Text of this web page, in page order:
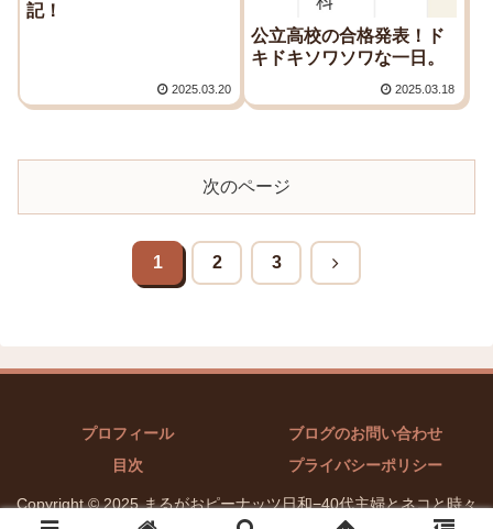
記！
2025.03.20
公立高校の合格発表！ド
キドキソワソワな一日。
2025.03.18
次のページ
1 2 3
次
へ
プロフィール
ブログのお問い合わせ
目次
プライバシーポリシー
Copyright © 2025 まるがおピーナッツ日和−40代主婦とネコと時々